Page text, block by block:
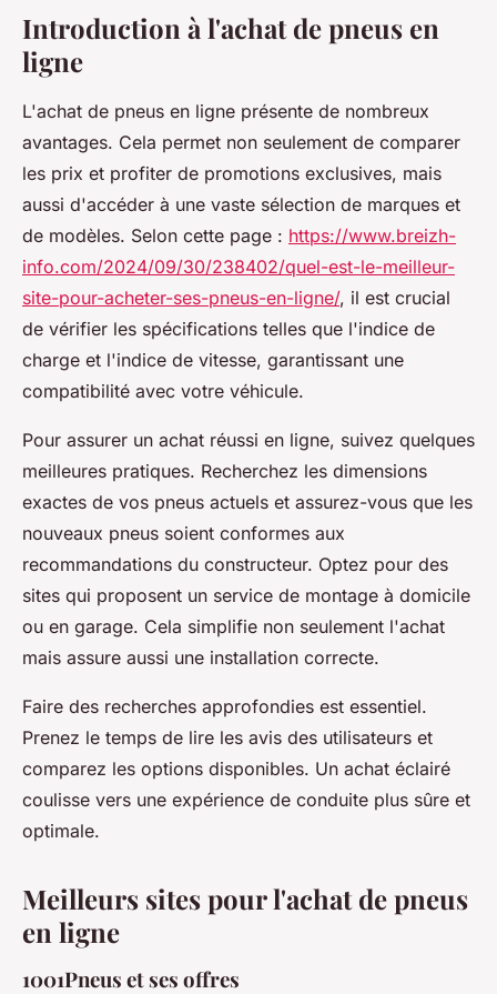
Introduction à l'achat de pneus en
ligne
L'achat de pneus en ligne présente de nombreux
avantages. Cela permet non seulement de comparer
les prix et profiter de promotions exclusives, mais
aussi d'accéder à une vaste sélection de marques et
de modèles. Selon cette page : https://www.breizh-
info.com/2024/09/30/238402/quel-est-le-meilleur-
site-pour-acheter-ses-pneus-en-ligne/, il est crucial
de vérifier les spécifications telles que l'indice de
charge et l'indice de vitesse, garantissant une
compatibilité avec votre véhicule.
Pour assurer un achat réussi en ligne, suivez quelques
meilleures pratiques. Recherchez les dimensions
exactes de vos pneus actuels et assurez-vous que les
nouveaux pneus soient conformes aux
recommandations du constructeur. Optez pour des
sites qui proposent un service de montage à domicile
ou en garage. Cela simplifie non seulement l'achat
mais assure aussi une installation correcte.
Faire des recherches approfondies est essentiel.
Prenez le temps de lire les avis des utilisateurs et
comparez les options disponibles. Un achat éclairé
coulisse vers une expérience de conduite plus sûre et
optimale.
Meilleurs sites pour l'achat de pneus
en ligne
1001Pneus et ses offres